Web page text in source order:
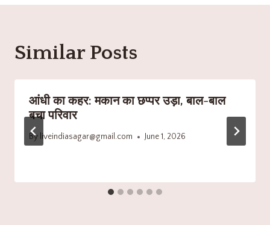
Similar Posts
आंधी का कहर: मकान का छप्पर उड़ा, बाल-बाल
बचा परिवार
By liveindiasagar@gmail.com June 1, 2026